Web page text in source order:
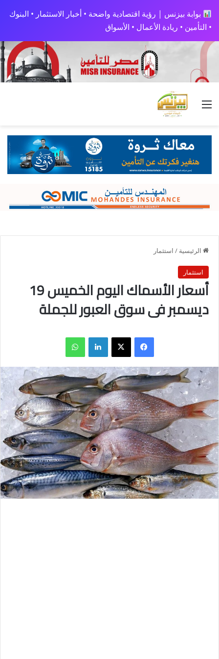
بوابة بيزنس | رؤية اقتصادية واضحة • أخبار الاستثمار • البنوك
• التأمين • ريادة الأعمال • الأسواق
القائمة
الرئيسية / استثمار
استثمار
أسعار الأسماك اليوم الخميس 19
ديسمبر فى سوق العبور للجملة
فيسبوك X لينكدإن